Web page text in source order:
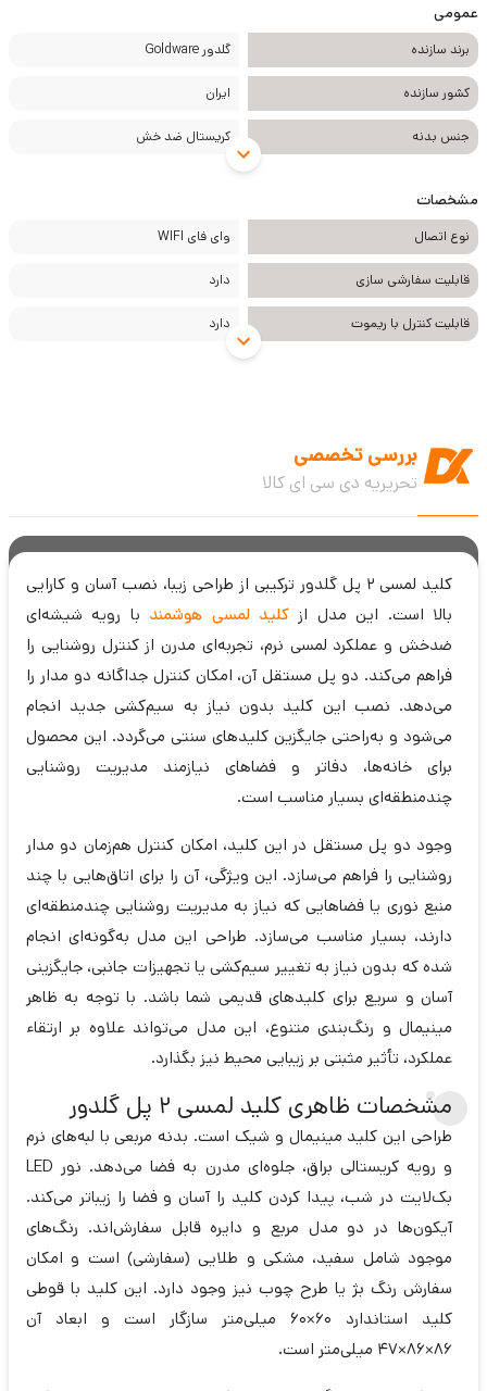
توان خروجی هر پل از کلید تا 10 آمپر
ابعاد کلید لمسی 86×86×47 میلیمتر
قابل استفاده با ست پریزها با رویه شبه کریستال
ابعاد قوطی 60 در 60
عمومی
برند سازنده گلدور Goldware
کشور سازنده ایران
جنس بدنه کریستال ضد خش
مشخصات
نوع اتصال وای فای WIFI
قابلیت سفارشی سازی دارد
قابلیت کنترل با ریموت دارد
بررسی تخصصی
تحریریه دی سی ای کالا
کلید لمسی ۲ پل گلدور ترکیبی از طراحی زیبا، نصب آسان و کارایی
بالا است. این مدل از کلید لمسی هوشمند با رویه شیشه‌ای
ضدخش و عملکرد لمسی نرم، تجربه‌ای مدرن از کنترل روشنایی را
فراهم می‌کند. دو پل مستقل آن، امکان کنترل جداگانه دو مدار را
می‌دهد. نصب این کلید بدون نیاز به سیم‌کشی جدید انجام
می‌شود و به‌راحتی جایگزین کلیدهای سنتی می‌گردد. این محصول
برای خانه‌ها، دفاتر و فضاهای نیازمند مدیریت روشنایی
چندمنطقه‌ای بسیار مناسب است.
وجود دو پل مستقل در این کلید، امکان کنترل هم‌زمان دو مدار
روشنایی را فراهم می‌سازد. این ویژگی، آن را برای اتاق‌هایی با چند
منبع نوری یا فضاهایی که نیاز به مدیریت روشنایی چندمنطقه‌ای
دارند، بسیار مناسب می‌سازد. طراحی این مدل به‌گونه‌ای انجام
شده که بدون نیاز به تغییر سیم‌کشی یا تجهیزات جانبی، جایگزینی
آسان و سریع برای کلیدهای قدیمی شما باشد. با توجه به ظاهر
مینیمال و رنگ‌بندی متنوع، این مدل می‌تواند علاوه بر ارتقاء
عملکرد، تأثیر مثبتی بر زیبایی محیط نیز بگذارد.
مشخصات ظاهری کلید لمسی 2 پل گلدور
طراحی این کلید مینیمال و شیک است. بدنه مربعی با لبه‌های نرم
و رویه کریستالی براق، جلوه‌ای مدرن به فضا می‌دهد. نور LED
بک‌لایت در شب، پیدا کردن کلید را آسان و فضا را زیباتر می‌کند.
آیکون‌ها در دو مدل مربع و دایره قابل سفارش‌اند. رنگ‌های
موجود شامل سفید، مشکی و طلایی (سفارشی) است و امکان
سفارش رنگ بژ یا طرح چوب نیز وجود دارد. این کلید با قوطی
کلید استاندارد 60×60 میلی‌متر سازگار است و ابعاد آن
86×86×47 میلی‌متر است.